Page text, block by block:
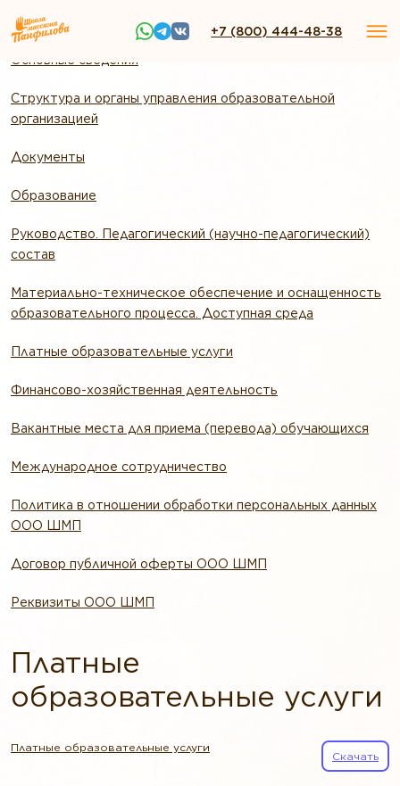
+7 (800) 444-48-38
Основные сведения
Структура и органы управления образовательной
организацией
Документы
Образование
Руководство. Педагогический (научно-педагогический)
состав
Материально-техническое обеспечение и оснащенность
образовательного процесса. Доступная среда
Платные образовательные услуги
Финансово-хозяйственная деятельность
Вакантные места для приема (перевода) обучающихся
Международное сотрудничество
Политика в отношении обработки персональных данных
ООО ШМП
Договор публичной оферты ООО ШМП
Реквизиты ООО ШМП
Платные
образовательные услуги
Платные образовательные услуги
Скачать